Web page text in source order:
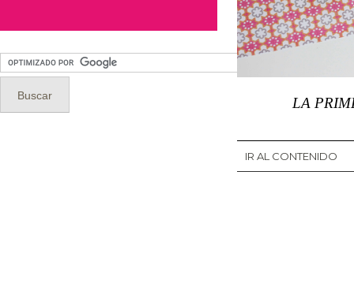
LA
IR AL CONTENIDO